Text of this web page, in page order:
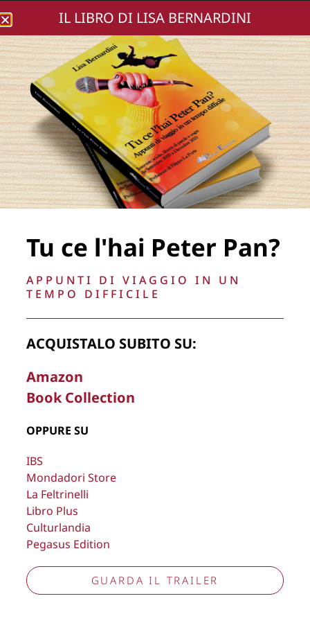
Lisa Bernardini
Lena Katina ©Flavio
Di Properzio 2015
La Direzione stabilisce insindacabilmente di inserire,
rimuovere, oscurare, modificare, immagini e testi del sito, a
propria discrezione.
Copyright © 2026
Aggiorna preferenze tracciamento
IL LIBRO DI LISA BERNARDINI
Tu ce l'hai Peter Pan?
APPUNTI DI VIAGGIO IN UN
TEMPO DIFFICILE
ACQUISTALO SUBITO SU:
Amazon
Book Collection
OPPURE SU
IBS
Mondadori Store
La Feltrinelli
Libro Plus
Culturlandia
Pegasus Edition
GUARDA IL TRAILER